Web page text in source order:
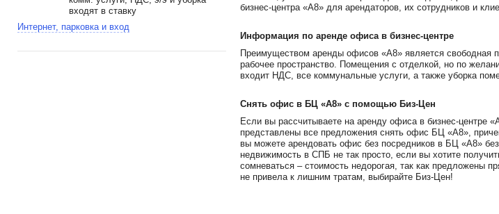
входят в ставку
Интернет, парковка и вход
бизнес-центра «А8» для арендаторов, их сотрудников и
Информация по аренде офиса в бизнес-центре
Преимуществом аренды офисов «А8» является свободная
рабочее пространство. Помещения с отделкой, но по
входит НДС, все коммунальные услуги, а также уборка
Снять офис в БЦ «А8» с помощью Биз-Цен
Если вы рассчитываете на аренду офиса в бизнес-центре
представлены все предложения снять офис БЦ «А8»,
вы можете арендовать офис без посредников в БЦ «А8»
недвижимость в СПБ не так просто, если вы хотите
сомневаться – стоимость недорогая, так как
не привела к лишним тратам, выбирайте Биз-Цен!